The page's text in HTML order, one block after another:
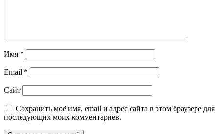
Имя *
Email *
Сайт
Сохранить моё имя, email и адрес сайта в этом браузере для
последующих моих комментариев.